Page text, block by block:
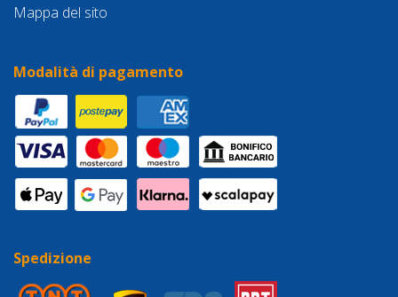
Mappa del sito
Modalità di pagamento
Spedizione